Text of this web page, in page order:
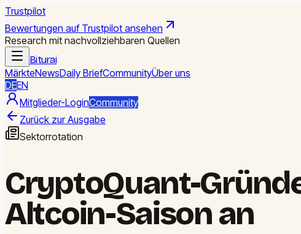
Trustpilot
Bewertungen auf Trustpilot ansehen
Research mit nachvollziehbaren Quellen
Biturai
MärkteNewsDaily BriefCommunityÜber uns
DEEN
Mitglieder-LoginCommunity
Zurück zur Ausgabe
Sektorrotation
CryptoQuant-
Altcoin-Saison an